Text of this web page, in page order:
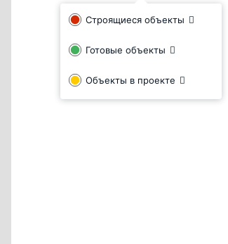
Строящиеся объекты
Готовые объекты
Объекты в проекте